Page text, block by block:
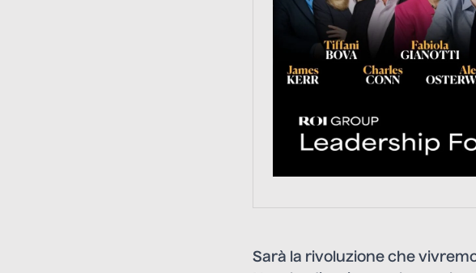
Sarà la rivoluzione che